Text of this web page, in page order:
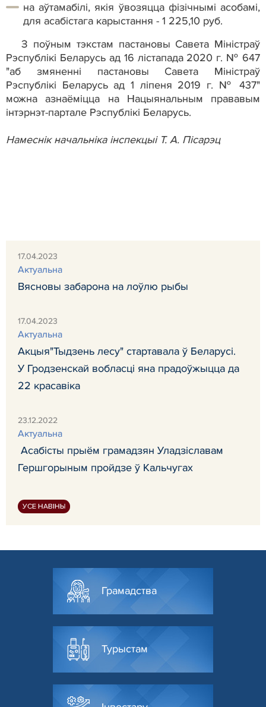
на аўтамабілі, якія ўвозяцца фізічнымі асобамі,
для асабістага карыстання - 1 225,10 руб.
З поўным тэкстам пастановы Савета Міністраў
Рэспублікі Беларусь ад 16 лістапада 2020 г. № 647
"аб змяненні пастановы Савета Міністраў
Рэспублікі Беларусь ад 1 ліпеня 2019 г. № 437"
можна азнаёміцца на Нацыянальным прававым
інтэрнэт-партале Рэспублікі Беларусь.
Намеснік начальніка інспекцыі Т. А. Пісарэц
17.04.2023
Актуальна
Вясновы забарона на лоўлю рыбы
17.04.2023
Актуальна
Акцыя"Тыдзень лесу" стартавала ў Беларусі.
У Гродзенскай вобласці яна прадоўжыцца да
22 красавіка
23.12.2022
Актуальна
Асабісты прыём грамадзян Уладзіславам
Гершгорыным пройдзе ў Кальчугах
УСЕ НАВІНЫ
Грамадства
Турыстам